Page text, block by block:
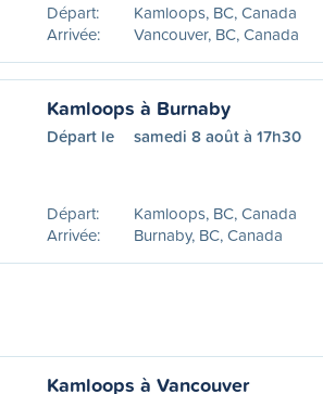
Départ:
Kamloops, BC, Canada
Arrivée:
Vancouver, BC, Canada
Kamloops à Burnaby
Départ le samedi 8 août à 17h30
Départ:
Kamloops, BC, Canada
Arrivée:
Burnaby, BC, Canada
Kamloops à Vancouver